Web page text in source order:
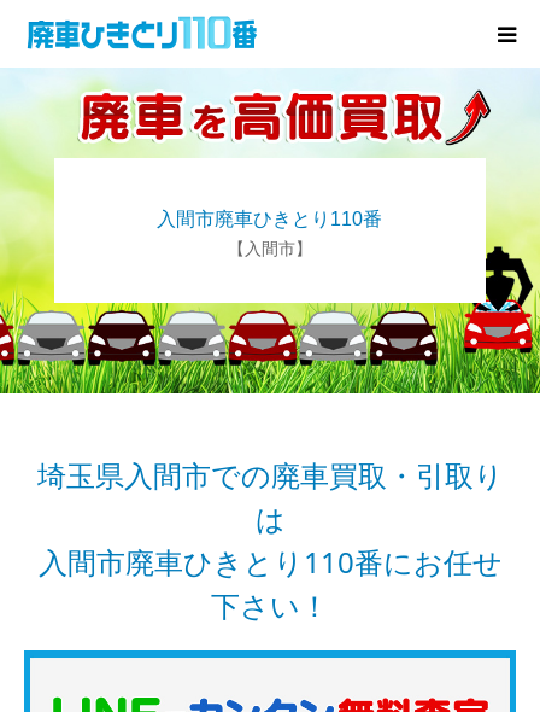
入間市廃車ひきとり110番
【入間市】
埼玉県入間市での廃車買取・引取り
は
入間市廃車ひきとり110番にお任せ
下さい！
廃車･事故車の買取
お役立ち情報
お知らせ